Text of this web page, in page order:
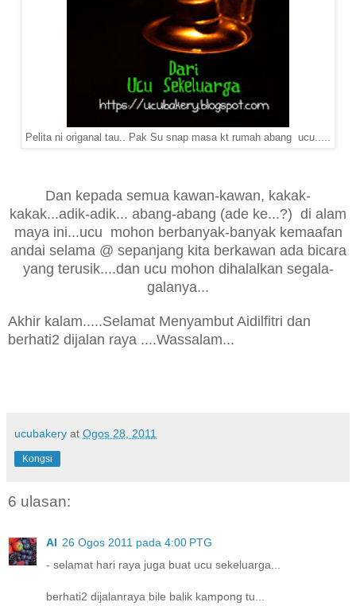
Pelita ni origanal tau.. Pak Su snap masa kt rumah abang ucu.....
Dan kepada semua kawan-kawan, kakak-
kakak...adik-adik... abang-abang (ade ke...?) di alam
maya ini...ucu mohon berbanyak-banyak kemaafan
andai selama @ sepanjang kita berkawan ada bicara
yang terusik....dan ucu mohon dihalalkan segala-
galanya...
Akhir kalam.....Selamat Menyambut Aidilfitri dan
berhati2 dijalan raya ....Wassalam...
ucubakery at Ogos 28, 2011
Kongsi
6 ulasan:
AI 26 Ogos 2011 pada 4:00 PTG
- selamat hari raya juga buat ucu sekeluarga...
berhati2 dijalanraya bile balik kampong tu...